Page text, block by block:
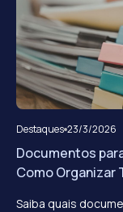
Destaques 23/3/2026
Documentos
Como Organizar
Saiba quais